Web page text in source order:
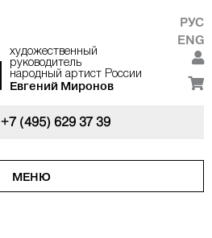
художественный
руководитель
народный артист России
Евгений Миронов
РУС
ENG
+7 (495) 629 37 39
МЕНЮ